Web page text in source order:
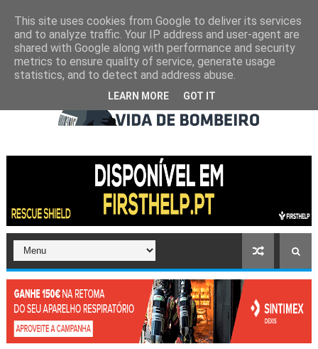
This site uses cookies from Google to deliver its services
and to analyze traffic. Your IP address and user-agent are
shared with Google along with performance and security
metrics to ensure quality of service, generate usage
statistics, and to detect and address abuse.
LEARN MORE GOT IT